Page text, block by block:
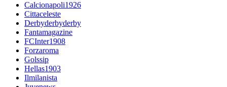
Calcionapoli1926
Cittaceleste
Derbyderbyderby
Fantamagazine
FCInter1908
Forzaroma
Golssip
Hellas1903
Ilmilanista